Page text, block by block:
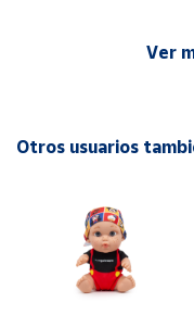
Cuenta
EAN: 8426804205403
piezas pequeñas.
Ver
Otros usuarios